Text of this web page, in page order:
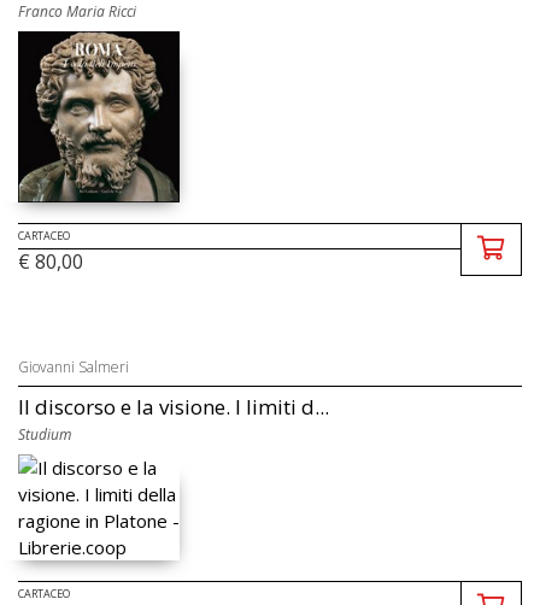
Franco Maria Ricci
CARTACEO
€ 80,00
Giovanni Salmeri
Il discorso e la visione. I limiti d...
Studium
CARTACEO